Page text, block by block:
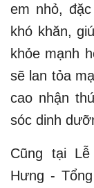
em nhỏ,
khó khăn,
khỏe mạnh
sẽ lan tỏa
cao nhận
sóc dinh
Cũng tại
Hưng -